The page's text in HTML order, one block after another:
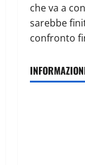
che va a
sarebbe
confronto